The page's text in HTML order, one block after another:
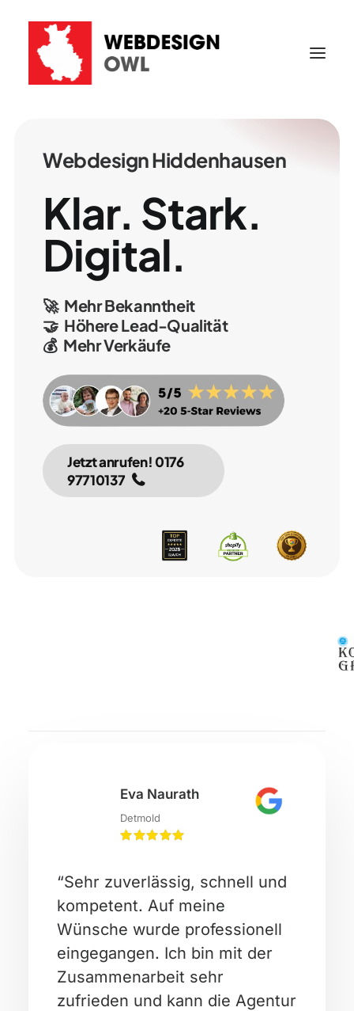
WebdesignHiddenhausen
Klar. Stark.
Digital.
🚀 MehrBekanntheit
🤝 HöhereLead-Qualität
💰 MehrVerkäufe
Jetzt anrufen! 0176
97710137
Eva Naurath
Detmold
“Sehr zuverlässig, schnell und
kompetent. Auf meine
Wünsche wurde professionell
eingegangen. Ich bin mit der
Zusammenarbeit sehr
zufrieden und kann die Agentur